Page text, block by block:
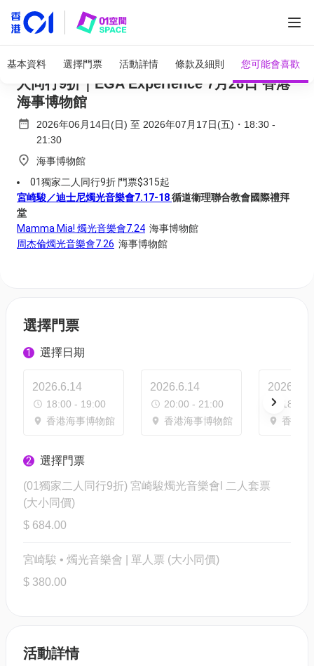
基本資料 選擇門票 活動詳情 條款及細則 您可能會喜歡
宮崎駿燭光音樂會 Studio Ghibli｜01獨家二
人同行9折｜EGA Experience 7月26日 香港
海事博物館
2026年06月14日(日) 至 2026年07月17日(五) ・ 18:30 -
21:30
海事博物館
01獨家二人同行9折 門票$315起
宮崎駿／迪士尼燭光音樂會7.17-18循道衞理聯合教會國際禮拜
堂
Mamma Mia! 燭光音樂會7.24 海事博物館
周杰倫燭光音樂會7.26 海事博物館
選擇門票
1 選擇日期
2026.6.14
18:00 - 19:00
香港海事博物館
2026.6.14
20:00 - 21:00
香港海事博物館
18:00
香港海
2 選擇門票
(01獨家二人同行9折) 宮崎駿燭光音樂會l 二人套票
(大小同價)
$ 684.00
宮崎駿 • 燭光音樂會 | 單人票 (大小同價)
$ 380.00
活動詳情